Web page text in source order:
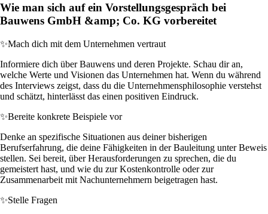
Wie man sich auf ein Vorstellungsgespräch bei
Bauwens GmbH &amp; Co. KG vorbereitet
✨Mach dich mit dem Unternehmen vertraut
Informiere dich über Bauwens und deren Projekte. Schau dir an,
welche Werte und Visionen das Unternehmen hat. Wenn du während
des Interviews zeigst, dass du die Unternehmensphilosophie verstehst
und schätzt, hinterlässt das einen positiven Eindruck.
✨Bereite konkrete Beispiele vor
Denke an spezifische Situationen aus deiner bisherigen
Berufserfahrung, die deine Fähigkeiten in der Bauleitung unter Beweis
stellen. Sei bereit, über Herausforderungen zu sprechen, die du
gemeistert hast, und wie du zur Kostenkontrolle oder zur
Zusammenarbeit mit Nachunternehmern beigetragen hast.
✨Stelle Fragen